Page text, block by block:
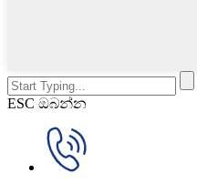
ESC ඔබන්න